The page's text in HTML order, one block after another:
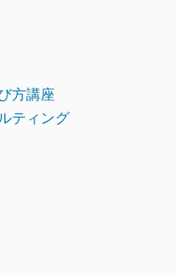
方講座
ティング